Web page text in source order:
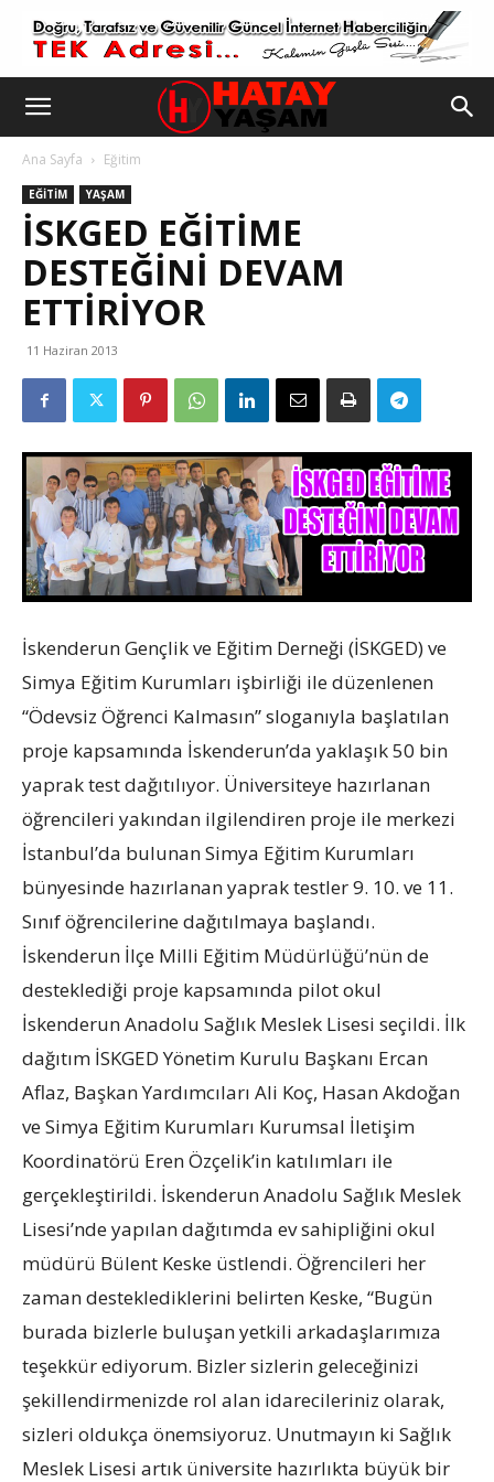
Ana Sayfa Eğitim
EĞITIM YAŞAM
İSKGED EĞİTİME
DESTEĞİNİ DEVAM
ETTİRİYOR
11 Haziran 2013
İskenderun Gençlik ve Eğitim Derneği (İSKGED) ve
Simya Eğitim Kurumları işbirliği ile düzenlenen
“Ödevsiz Öğrenci Kalmasın” sloganıyla başlatılan
proje kapsamında İskenderun’da yaklaşık 50 bin
yaprak test dağıtılıyor. Üniversiteye hazırlanan
öğrencileri yakından ilgilendiren proje ile merkezi
İstanbul’da bulunan Simya Eğitim Kurumları
bünyesinde hazırlanan yaprak testler 9. 10. ve 11.
Sınıf öğrencilerine dağıtılmaya başlandı.
İskenderun İlçe Milli Eğitim Müdürlüğü’nün de
desteklediği proje kapsamında pilot okul
İskenderun Anadolu Sağlık Meslek Lisesi seçildi. İlk
dağıtım İSKGED Yönetim Kurulu Başkanı Ercan
Aflaz, Başkan Yardımcıları Ali Koç, Hasan Akdoğan
ve Simya Eğitim Kurumları Kurumsal İletişim
Koordinatörü Eren Özçelik’in katılımları ile
gerçekleştirildi. İskenderun Anadolu Sağlık Meslek
Lisesi’nde yapılan dağıtımda ev sahipliğini okul
müdürü Bülent Keske üstlendi. Öğrencileri her
zaman desteklediklerini belirten Keske, “Bugün
burada bizlerle buluşan yetkili arkadaşlarımıza
teşekkür ediyorum. Bizler sizlerin geleceğinizi
şekillendirmenizde rol alan idarecileriniz olarak,
sizleri oldukça önemsiyoruz. Unutmayın ki Sağlık
Meslek Lisesi artık üniversite hazırlıkta büyük bir